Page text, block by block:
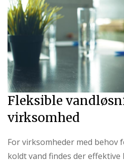
Fleksible
virksomhed
For virksomheder med
koldt vand findes der